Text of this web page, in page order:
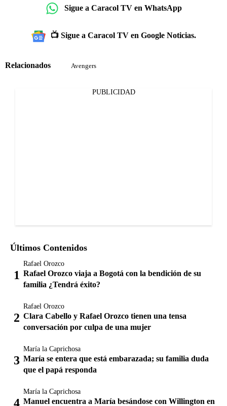
Sigue a Caracol TV en WhatsApp
📺 Sigue a Caracol TV en Google Noticias.
Relacionados Avengers
PUBLICIDAD
Últimos Contenidos
Rafael Orozco
Rafael Orozco viaja a Bogotá con la bendición de su
familia ¿Tendrá éxito?
Rafael Orozco
Clara Cabello y Rafael Orozco tienen una tensa
conversación por culpa de una mujer
María la Caprichosa
María se entera que está embarazada; su familia duda
que el papá responda
María la Caprichosa
Manuel encuentra a María besándose con Willington en